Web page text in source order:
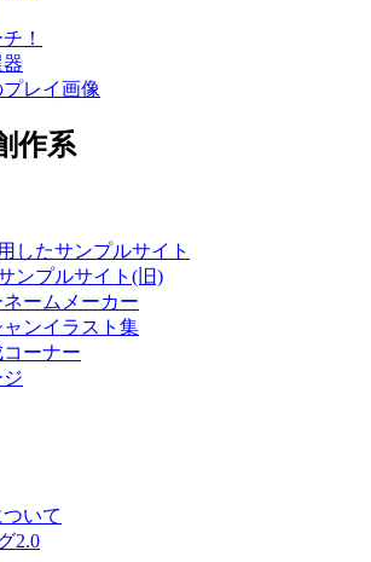
！
レイ画像
作系
したサンプルサイト
ンプルサイト(旧)
ームメーカー
ンイラスト集
コーナー
いて
2.0